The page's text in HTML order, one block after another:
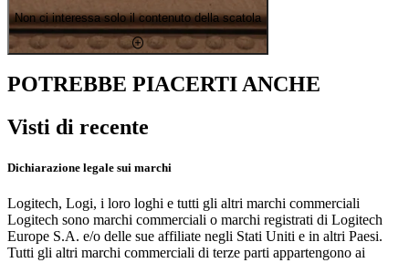
Non ci interessa solo il contenuto della scatola
POTREBBE PIACERTI ANCHE
Visti di recente
Dichiarazione legale sui marchi
Logitech, Logi, i loro loghi e tutti gli altri marchi commerciali
Logitech sono marchi commerciali o marchi registrati di Logitech
Europe S.A. e/o delle sue affiliate negli Stati Uniti e in altri Paesi.
Tutti gli altri marchi commerciali di terze parti appartengono ai